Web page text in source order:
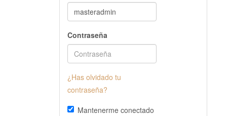
Contraseña
¿Has olvidado tu
contraseña?
Mantenerme conectado